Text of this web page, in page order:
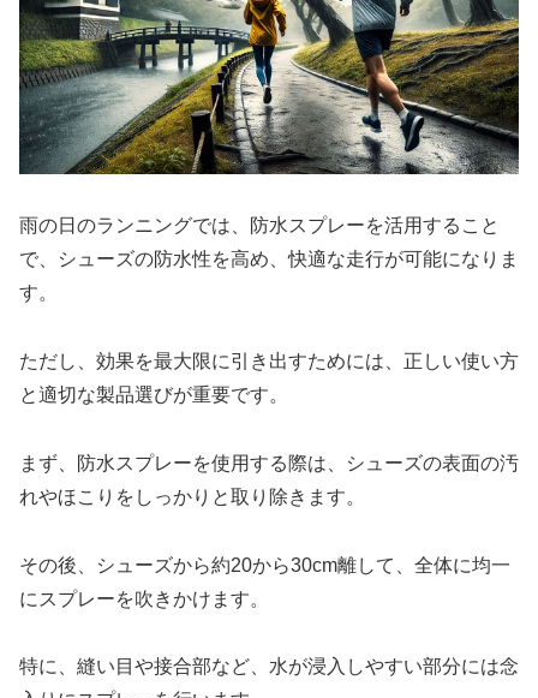
雨の日のランニングでは、防水スプレーを活用すること
で、シューズの防水性を高め、快適な走行が可能になりま
す。
ただし、効果を最大限に引き出すためには、正しい使い方
と適切な製品選びが重要です。
まず、防水スプレーを使用する際は、シューズの表面の汚
れやほこりをしっかりと取り除きます。
その後、シューズから約20から30cm離して、全体に均一
にスプレーを吹きかけます。
特に、縫い目や接合部など、水が浸入しやすい部分には念